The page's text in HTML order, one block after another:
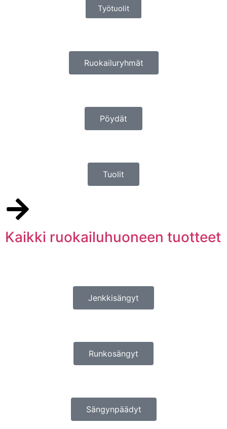
Työtuolit
Ruokailuryhmät
Pöydät
Tuolit
Kaikki ruokailuhuoneen tuotteet
Jenkkisängyt
Runkosängyt
Sängynpäädyt